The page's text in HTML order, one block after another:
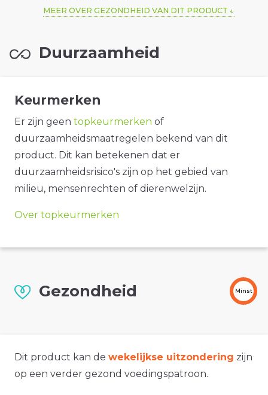
MEER OVER GEZONDHEID VAN DIT PRODUCT
Duurzaamheid
Keurmerken
Er zijn geen topkeurmerken of
duurzaamheidsmaatregelen bekend van dit
product. Dit kan betekenen dat er
duurzaamheidsrisico's zijn op het gebied van
milieu, mensenrechten of dierenwelzijn.
Over topkeurmerken
Gezondheid Minst
Dit product kan de wekelijkse uitzondering zijn
op een verder gezond voedingspatroon.